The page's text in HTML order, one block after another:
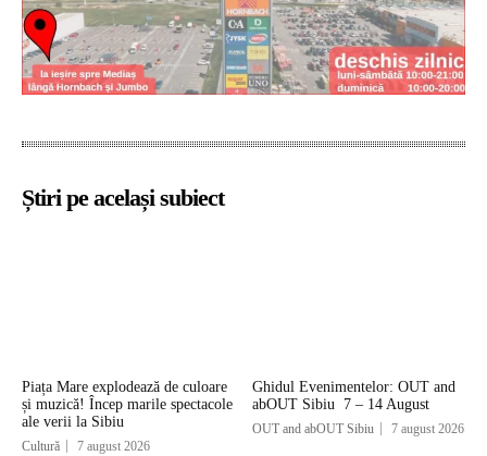
Știri pe același subiect
Piața Mare explodează de culoare
și muzică! Încep marile spectacole
ale verii la Sibiu
Cultură 7 august 2026
Ghidul Evenimentelor: OUT and
abOUT Sibiu 7 – 14 August
OUT and abOUT Sibiu 7 august 2026